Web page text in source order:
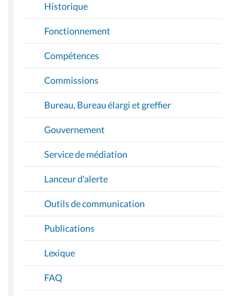
Historique
Fonctionnement
Compétences
Commissions
Bureau, Bureau élargi et greffier
Gouvernement
Service de médiation
Lanceur d'alerte
Outils de communication
Publications
Lexique
FAQ